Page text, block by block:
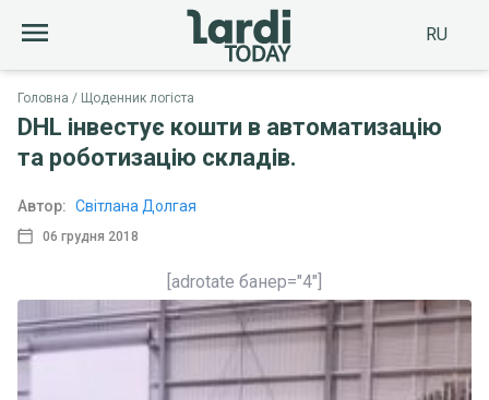
RU
Головна Щоденник логіста
DHL інвестує кошти в автоматизацію
та роботизацію складів.
06 грудня 2018
Автор: Світлана Долгая
[adrotate банер="4"]